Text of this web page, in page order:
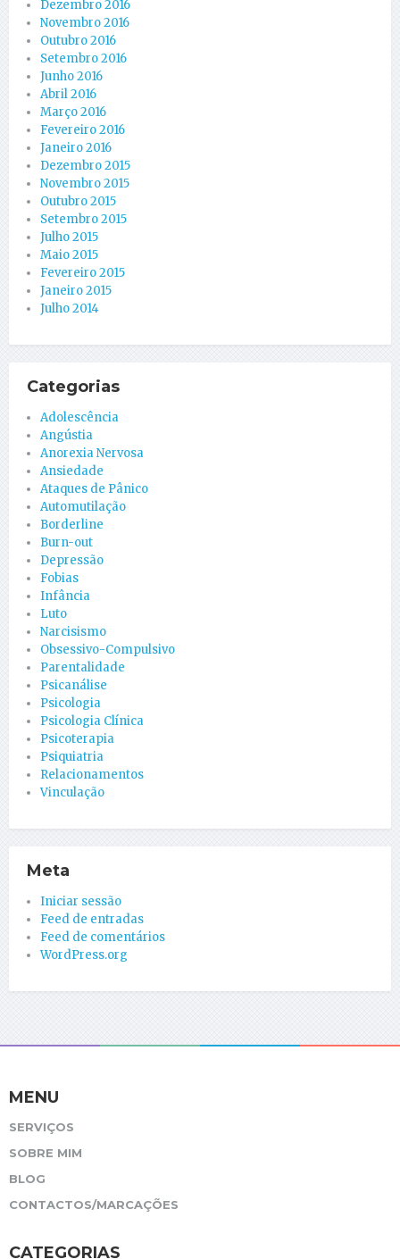
Dezembro 2016
Novembro 2016
Outubro 2016
Setembro 2016
Junho 2016
Abril 2016
Março 2016
Fevereiro 2016
Janeiro 2016
Dezembro 2015
Novembro 2015
Outubro 2015
Setembro 2015
Julho 2015
Maio 2015
Fevereiro 2015
Janeiro 2015
Julho 2014
Categorias
Adolescência
Angústia
Anorexia Nervosa
Ansiedade
Ataques de Pânico
Automutilação
Borderline
Burn-out
Depressão
Fobias
Infância
Luto
Narcisismo
Obsessivo-Compulsivo
Parentalidade
Psicanálise
Psicologia
Psicologia Clínica
Psicoterapia
Psiquiatria
Relacionamentos
Vinculação
Meta
Iniciar sessão
Feed de entradas
Feed de comentários
WordPress.org
MENU
SERVIÇOS
SOBRE MIM
BLOG
CONTACTOS/MARCAÇÕES
CATEGORIAS